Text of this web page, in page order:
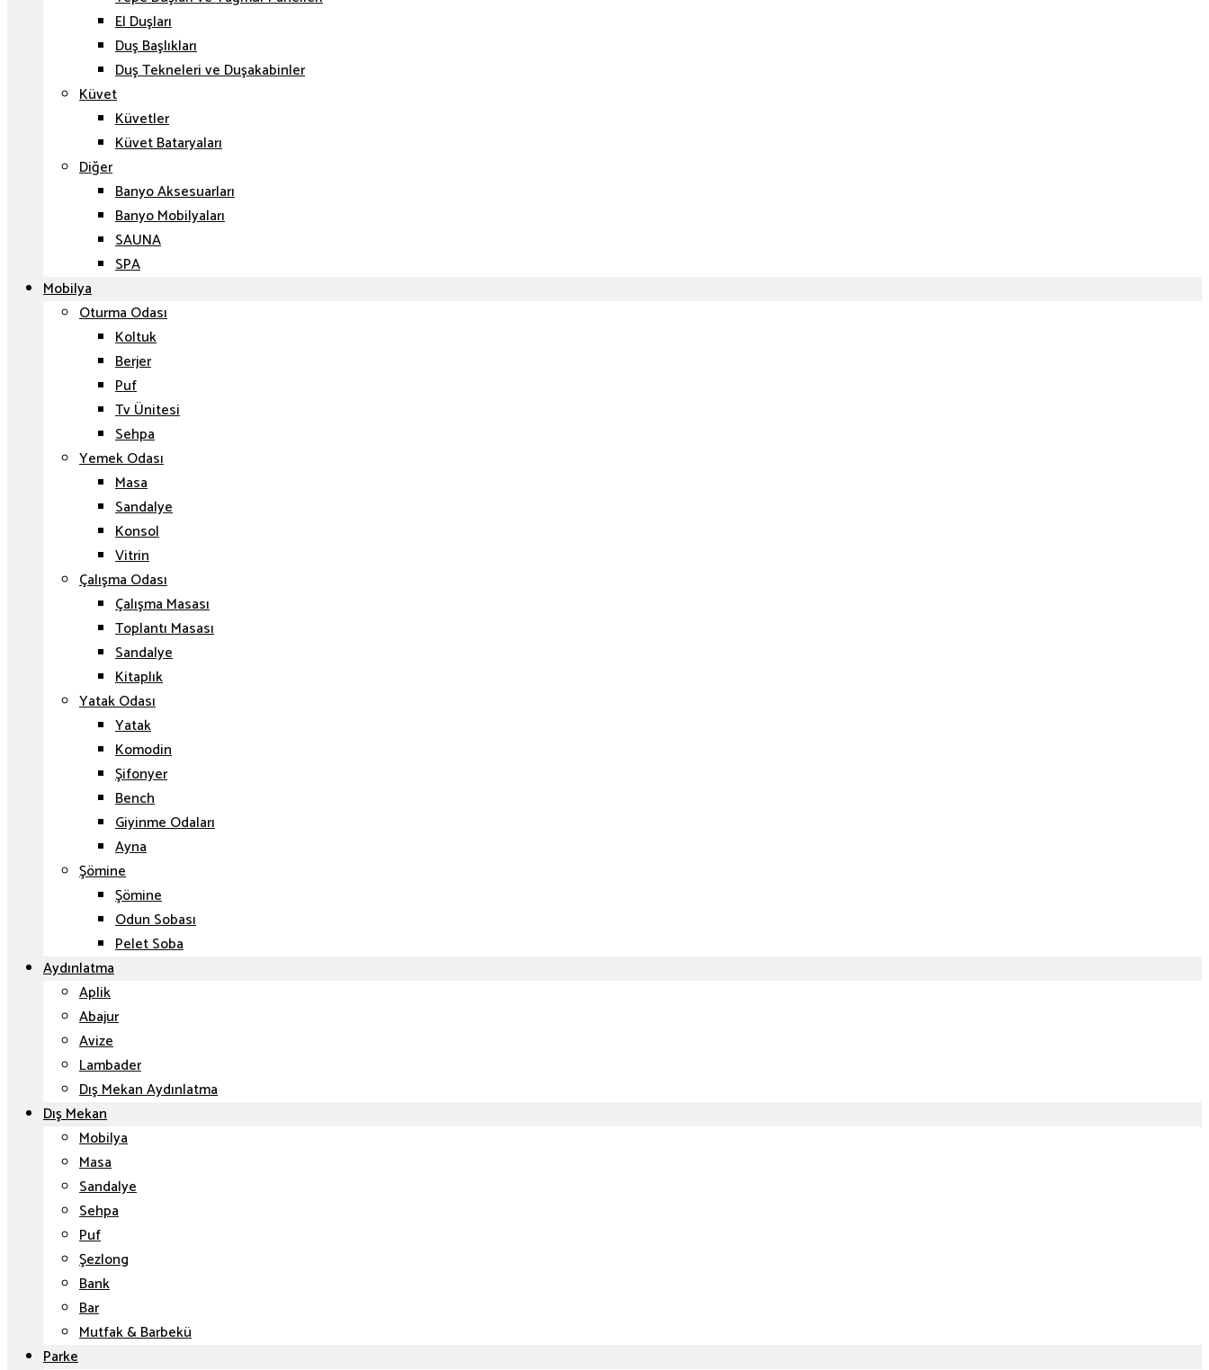
El Duşları
Duş Başlıkları
Duş Tekneleri ve Duşakabinler
Küvet
Küvetler
Küvet Bataryaları
Diğer
Banyo Aksesuarları
Banyo Mobilyaları
SAUNA
SPA
Mobilya
Oturma Odası
Koltuk
Berjer
Puf
Tv Ünitesi
Sehpa
Yemek Odası
Masa
Sandalye
Konsol
Vitrin
Çalışma Odası
Çalışma Masası
Toplantı Masası
Sandalye
Kitaplık
Yatak Odası
Yatak
Komodin
Şifonyer
Bench
Giyinme Odaları
Ayna
Şömine
Şömine
Odun Sobası
Pelet Soba
Aydınlatma
Aplik
Abajur
Avize
Lambader
Dış Mekan Aydınlatma
Dış Mekan
Mobilya
Masa
Sandalye
Sehpa
Puf
Şezlong
Bank
Bar
Mutfak & Barbekü
Parke